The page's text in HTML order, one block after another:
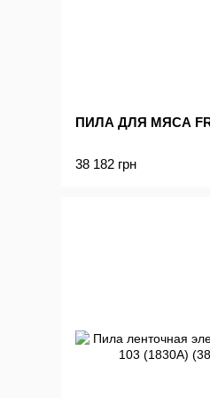
ПИЛА ДЛЯ МЯСА
38 182 грн